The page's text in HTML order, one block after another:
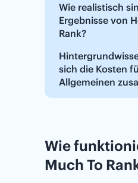
Wie realistisch
Ergebnisse von
Rank?
sich die Kosten
Allgemeinen
Wie
Much To